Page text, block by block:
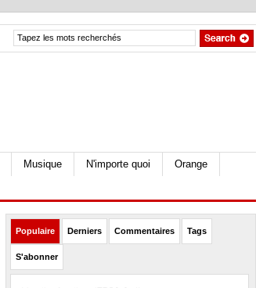
Musique N'importe quoi
Orange
Populaire Derniers Commentaires Tags
S'abonner